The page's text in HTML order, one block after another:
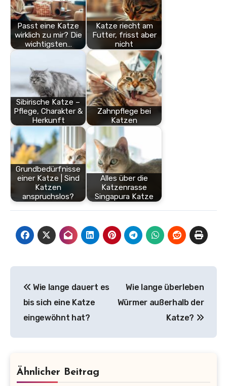
Passt eine Katze
wirklich zu mir? Die
wichtigsten…
Katze riecht am
Futter, frisst aber
nicht
Sibirische Katze –
Pflege, Charakter &
Herkunft
Zahnpflege bei
Katzen
Grundbedürfnisse
einer Katze | Sind
Katzen
anspruchslos?
Alles über die
Katzenrasse
Singapura Katze
Wie lange dauert es
bis sich eine Katze
eingewöhnt hat?
Wie lange überleben
Würmer außerhalb der
Katze?
Ähnlicher Beitrag